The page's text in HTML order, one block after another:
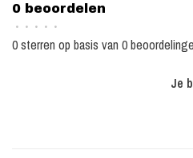
0 beoordelen
• • • • •
0 sterren op basis van 0
Je